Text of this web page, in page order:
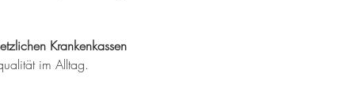
Krankenkassen
im Alltag.